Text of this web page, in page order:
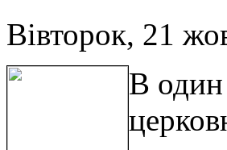
Вівторок, 21
В один